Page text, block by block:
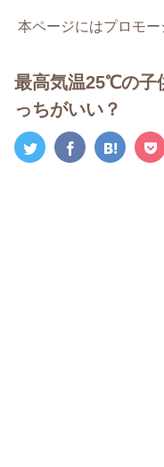
本ページにはプロモー
最高気温25℃の子
っちがいい？